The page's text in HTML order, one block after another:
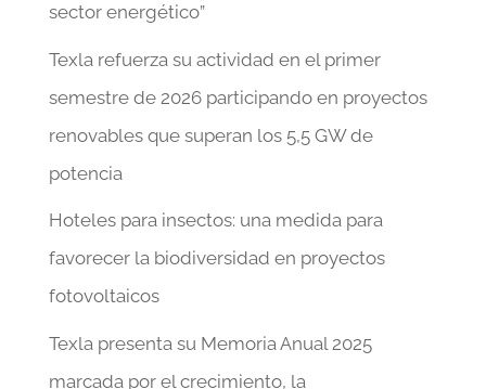
sector energético”
Texla refuerza su actividad en el primer
semestre de 2026 participando en proyectos
renovables que superan los 5,5 GW de
potencia
Hoteles para insectos: una medida para
favorecer la biodiversidad en proyectos
fotovoltaicos
Texla presenta su Memoria Anual 2025
marcada por el crecimiento, la